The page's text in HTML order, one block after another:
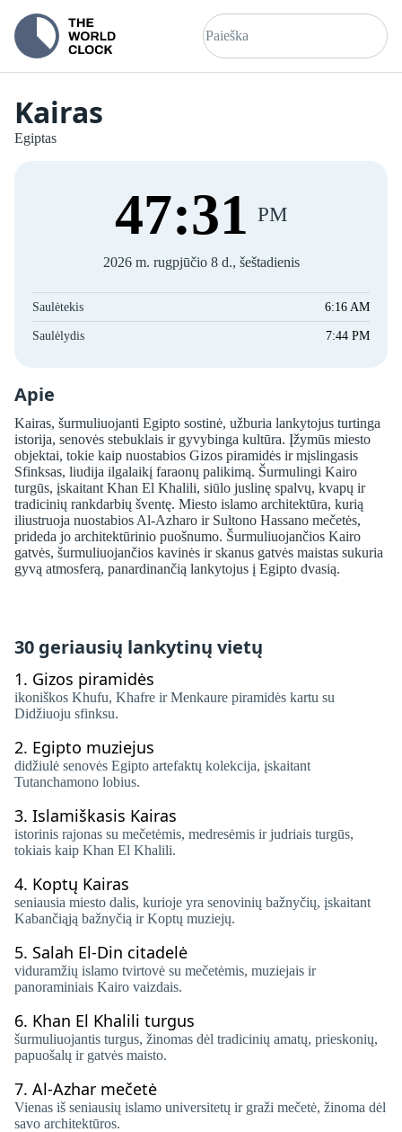
Kairas
Egiptas
47:31 PM
2026 m. rugpjūčio 8 d., šeštadienis
Saulėtekis 6:16 AM
Saulėlydis 7:44 PM
Apie
Kairas, šurmuliuojanti Egipto sostinė, užburia lankytojus turtinga
istorija, senovės stebuklais ir gyvybinga kultūra. Įžymūs miesto
objektai, tokie kaip nuostabios Gizos piramidės ir mįslingasis
Sfinksas, liudija ilgalaikį faraonų palikimą. Šurmulingi Kairo
turgūs, įskaitant Khan El Khalili, siūlo juslinę spalvų, kvapų ir
tradicinių rankdarbių šventę. Miesto islamo architektūra, kurią
iliustruoja nuostabios Al-Azharo ir Sultono Hassano mečetės,
prideda jo architektūrinio puošnumo. Šurmuliuojančios Kairo
gatvės, šurmuliuojančios kavinės ir skanus gatvės maistas sukuria
gyvą atmosferą, panardinančią lankytojus į Egipto dvasią.
30 geriausių lankytinų vietų
1. Gizos piramidės
ikoniškos Khufu, Khafre ir Menkaure piramidės kartu su
Didžiuoju sfinksu.
2. Egipto muziejus
didžiulė senovės Egipto artefaktų kolekcija, įskaitant
Tutanchamono lobius.
3. Islamiškasis Kairas
istorinis rajonas su mečetėmis, medresėmis ir judriais turgūs,
tokiais kaip Khan El Khalili.
4. Koptų Kairas
seniausia miesto dalis, kurioje yra senovinių bažnyčių, įskaitant
Kabančiąją bažnyčią ir Koptų muziejų.
5. Salah El-Din citadelė
viduramžių islamo tvirtovė su mečetėmis, muziejais ir
panoraminiais Kairo vaizdais.
6. Khan El Khalili turgus
šurmuliuojantis turgus, žinomas dėl tradicinių amatų, prieskonių,
papuošalų ir gatvės maisto.
7. Al-Azhar mečetė
Vienas iš seniausių islamo universitetų ir graži mečetė, žinoma dėl
savo architektūros.